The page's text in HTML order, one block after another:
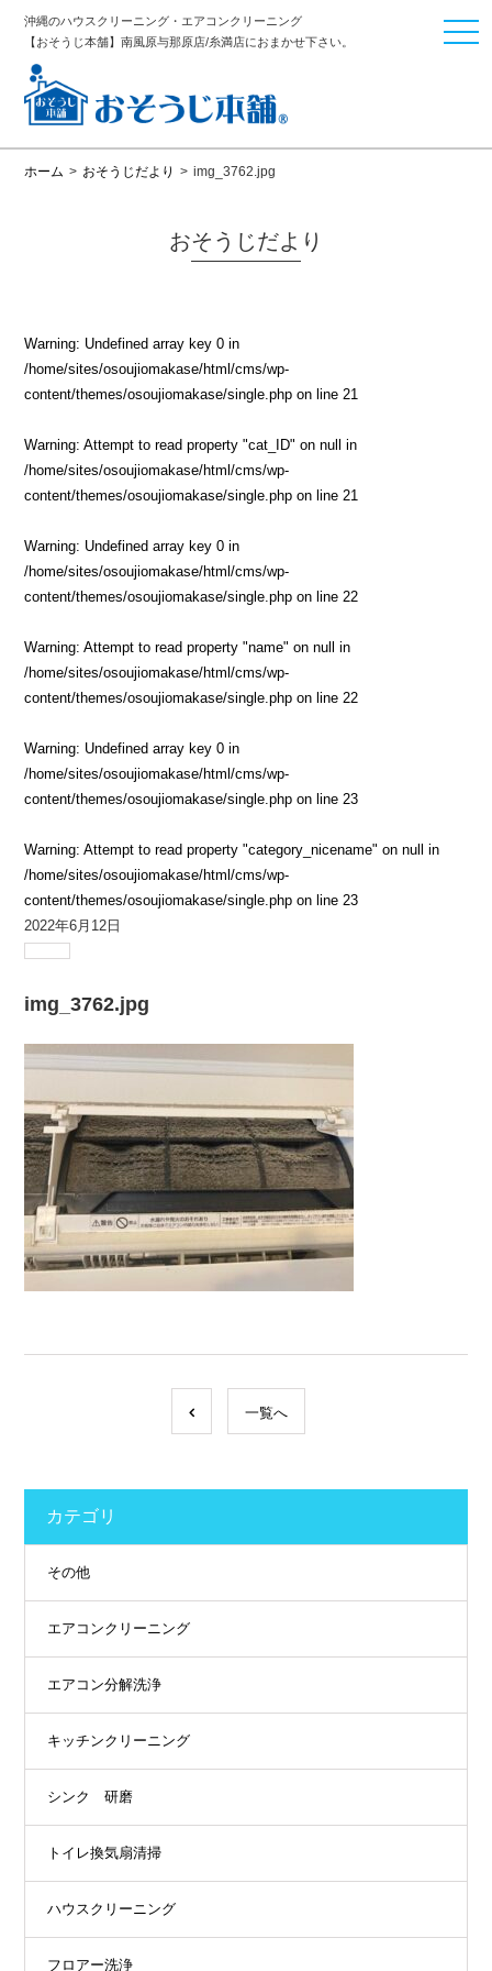
沖縄のハウスクリーニング・エアコンクリーニング
【おそうじ本舗】南風原与那原店/糸満店におまかせ下さい。
ホーム > おそうじだより > img_3762.jpg
おそうじだより
Warning: Undefined array key 0 in
/home/sites/osoujiomakase/html/cms/wp-
content/themes/osoujiomakase/single.php on line 21
Warning: Attempt to read property "cat_ID" on null in
/home/sites/osoujiomakase/html/cms/wp-
content/themes/osoujiomakase/single.php on line 21
Warning: Undefined array key 0 in
/home/sites/osoujiomakase/html/cms/wp-
content/themes/osoujiomakase/single.php on line 22
Warning: Attempt to read property "name" on null in
/home/sites/osoujiomakase/html/cms/wp-
content/themes/osoujiomakase/single.php on line 22
Warning: Undefined array key 0 in
/home/sites/osoujiomakase/html/cms/wp-
content/themes/osoujiomakase/single.php on line 23
Warning: Attempt to read property "category_nicename" on null in
/home/sites/osoujiomakase/html/cms/wp-
content/themes/osoujiomakase/single.php on line 23
2022年6月12日
img_3762.jpg
一覧へ
カテゴリ
その他
エアコンクリーニング
エアコン分解洗浄
キッチンクリーニング
シンク 研磨
トイレ換気扇清掃
ハウスクリーニング
フロアー洗浄